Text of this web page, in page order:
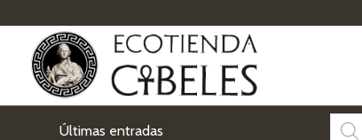
Últimas entradas